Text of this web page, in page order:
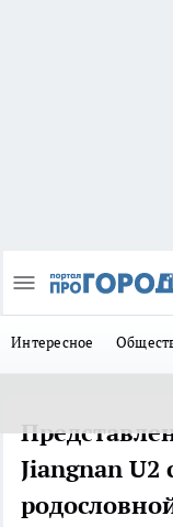
Интересное
Jiangnan U2